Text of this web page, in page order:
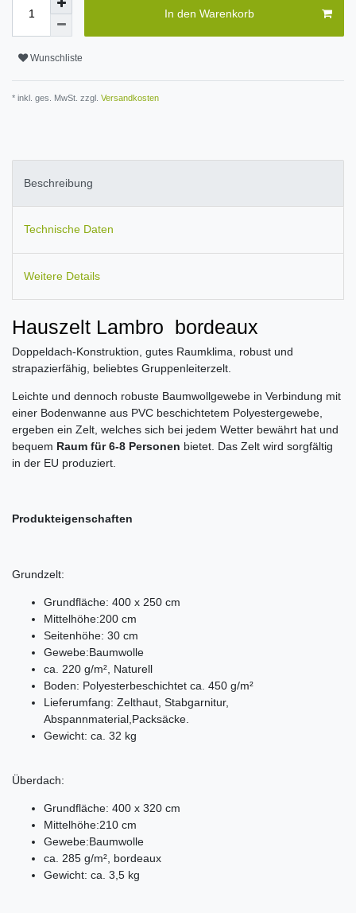
In den Warenkorb
Wunschliste
* inkl. ges. MwSt. zzgl. Versandkosten
Beschreibung
Technische Daten
Weitere Details
Hauszelt Lambro bordeaux
Doppeldach-Konstruktion, gutes Raumklima, robust und
strapazierfähig, beliebtes Gruppenleiterzelt.
Leichte und dennoch robuste Baumwollgewebe in Verbindung mit
einer Bodenwanne aus PVC beschichtetem Polyestergewebe,
ergeben ein Zelt, welches sich bei jedem Wetter bewährt hat und
bequem Raum für 6-8 Personen bietet. Das Zelt wird sorgfältig
in der EU produziert.
Produkteigenschaften
Grundzelt:
Grundfläche: 400 x 250 cm
Mittelhöhe:200 cm
Seitenhöhe: 30 cm
Gewebe:Baumwolle
ca. 220 g/m², Naturell
Boden: Polyesterbeschichtet ca. 450 g/m²
Lieferumfang: Zelthaut, Stabgarnitur,
Abspannmaterial,Packsäcke.
Gewicht: ca. 32 kg
Überdach:
Grundfläche: 400 x 320 cm
Mittelhöhe:210 cm
Gewebe:Baumwolle
ca. 285 g/m², bordeaux
Gewicht: ca. 3,5 kg